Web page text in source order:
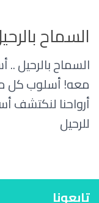
السماح
السماح بالرحيل
معه! أسلوب كل
أرواحنا لنكتشف
للرحيل
تابعونا